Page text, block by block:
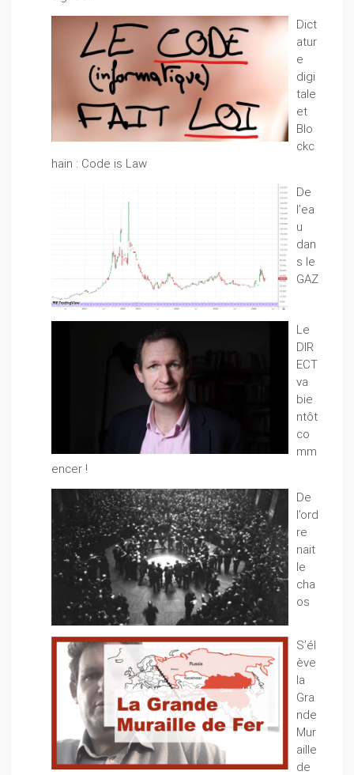
Dict
atur
e
digi
tale
et
Blo
ckc
hain : Code is Law
De
l’ea
u
dan
s le
GAZ
Le
DIR
ECT
va
bie
ntôt
co
mm
encer !
De
l’ord
re
nait
le
cha
os
S’él
ève
la
Gra
nde
Mur
aille
de